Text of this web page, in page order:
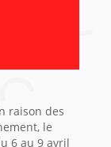
raison des
le
6 au 9 avril